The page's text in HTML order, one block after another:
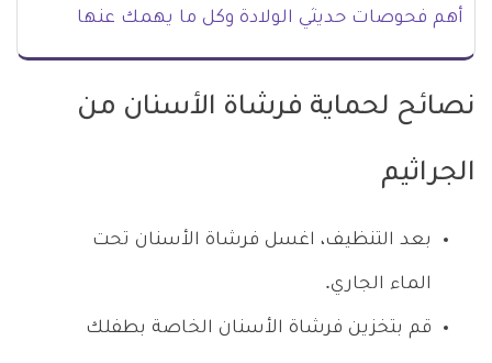
أهم فحوصات حديثي الولادة وكل ما يهمك عنها
نصائح لحماية فرشاة الأسنان من
الجراثيم
بعد التنظيف، اغسل فرشاة الأسنان تحت
الماء الجاري.
قم بتخزين فرشاة الأسنان الخاصة بطفلك